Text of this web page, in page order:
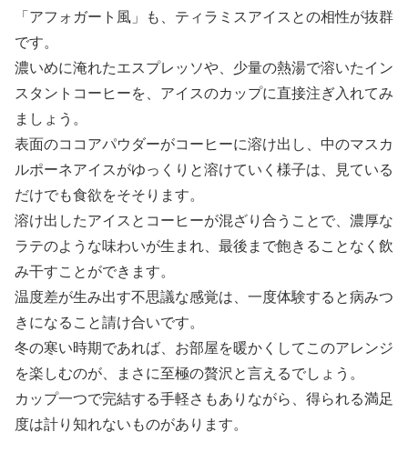
「アフォガート風」も、ティラミスアイスとの相性が抜群
です。
濃いめに淹れたエスプレッソや、少量の熱湯で溶いたイン
スタントコーヒーを、アイスのカップに直接注ぎ入れてみ
ましょう。
表面のココアパウダーがコーヒーに溶け出し、中のマスカ
ルポーネアイスがゆっくりと溶けていく様子は、見ている
だけでも食欲をそそります。
溶け出したアイスとコーヒーが混ざり合うことで、濃厚な
ラテのような味わいが生まれ、最後まで飽きることなく飲
み干すことができます。
温度差が生み出す不思議な感覚は、一度体験すると病みつ
きになること請け合いです。
冬の寒い時期であれば、お部屋を暖かくしてこのアレンジ
を楽しむのが、まさに至極の贅沢と言えるでしょう。
カップ一つで完結する手軽さもありながら、得られる満足
度は計り知れないものがあります。